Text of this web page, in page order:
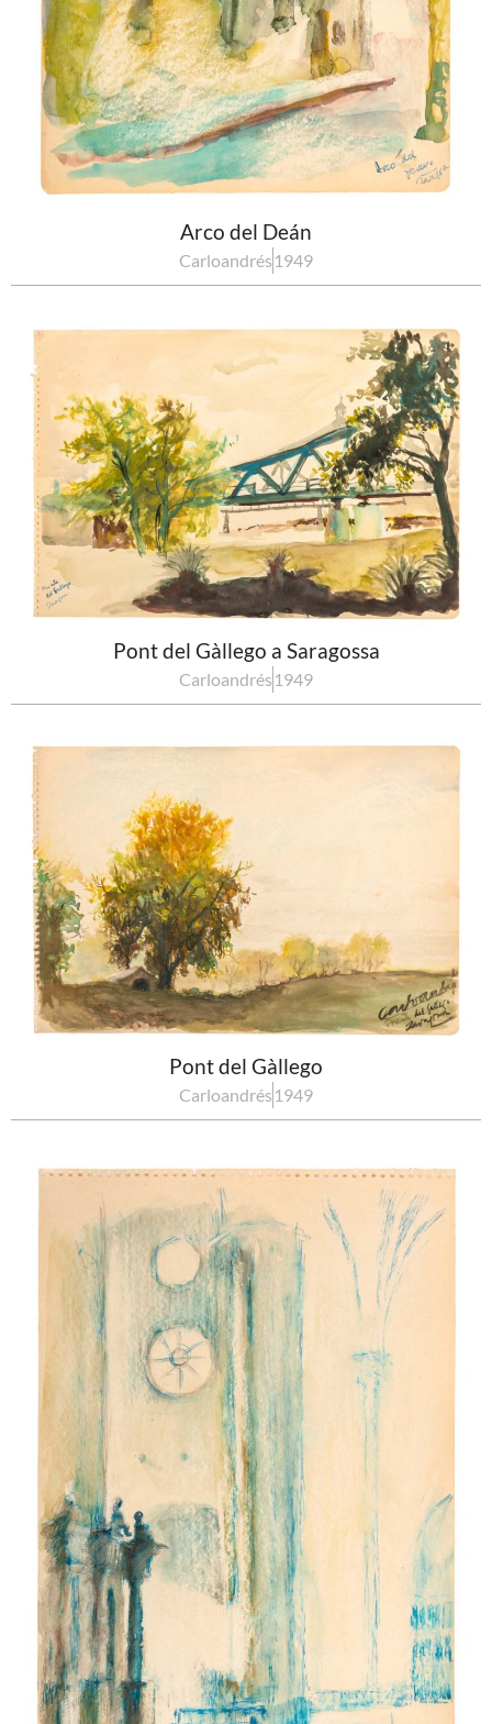
Arco del Deán
Carloandrés 1949
Pont del Gàllego a Saragossa
Carloandrés 1949
Pont del Gàllego
Carloandrés 1949